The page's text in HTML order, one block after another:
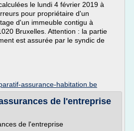
le lundi 4 février 2019 à
pour propriétaire d'un
d'un immeuble contigu à
Bruxelles. Attention : la partie
est assurée par le syndic de
assurance-habitation.be
de l'entreprise
de l'entreprise